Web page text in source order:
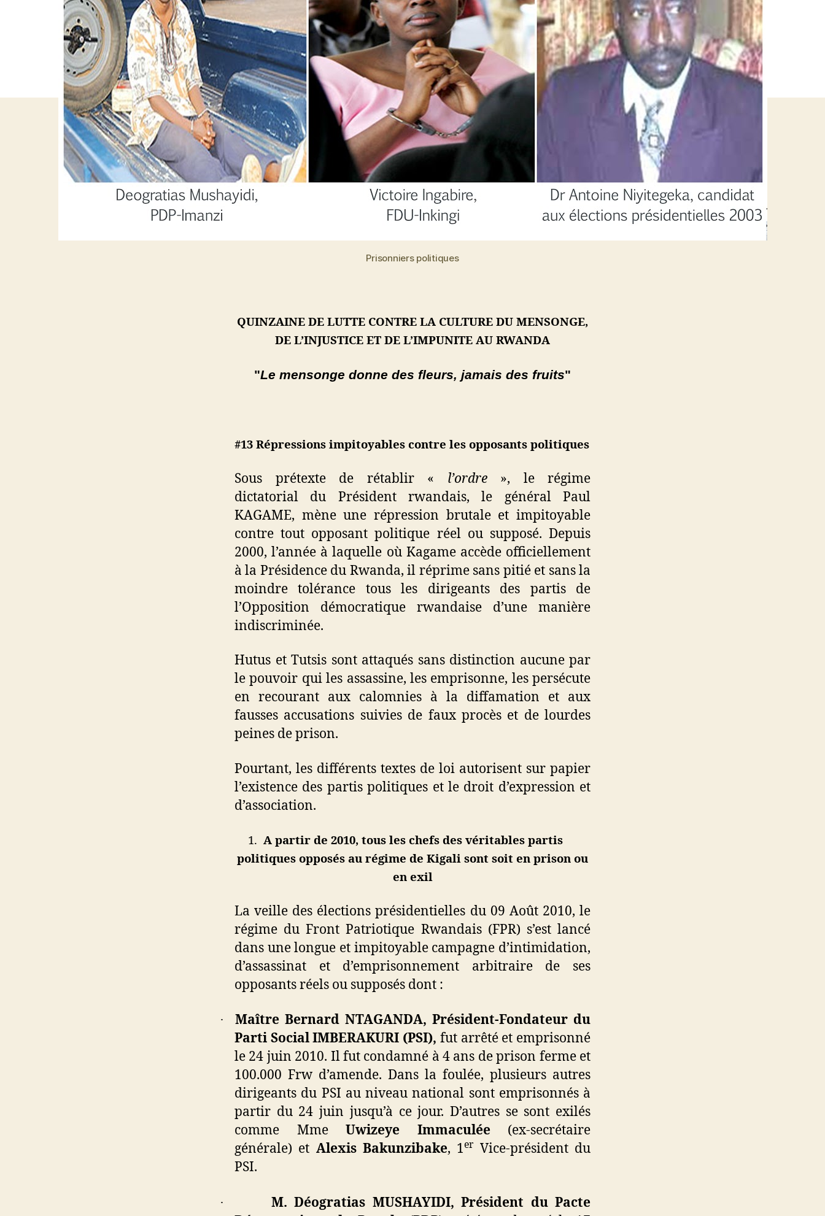
Prisonniers politiques
QUINZAINE DE LUTTE CONTRE LA CULTURE DU MENSONGE,
DE L’INJUSTICE ET DE L’IMPUNITE AU RWANDA
"Le mensonge donne des fleurs, jamais des fruits"
#13 Répressions impitoyables contre les opposants politiques
Sous prétexte de rétablir « l’ordre », le régime
dictatorial du Président rwandais, le général Paul
KAGAME, mène une répression brutale et impitoyable
contre tout opposant politique réel ou supposé. Depuis
2000, l’année à laquelle où Kagame accède officiellement
à la Présidence du Rwanda, il réprime sans pitié et sans la
moindre tolérance tous les dirigeants des partis de
l’Opposition démocratique rwandaise d’une manière
indiscriminée.
Hutus et Tutsis sont attaqués sans distinction aucune par
le pouvoir qui les assassine, les emprisonne, les persécute
en recourant aux calomnies à la diffamation et aux
fausses accusations suivies de faux procès et de lourdes
peines de prison.
Pourtant, les différents textes de loi autorisent sur papier
l’existence des partis politiques et le droit d’expression et
d’association.
1. A partir de 2010, tous les chefs des véritables partis
politiques opposés au régime de Kigali sont soit en prison ou
en exil
La veille des élections présidentielles du 09 Août 2010, le
régime du Front Patriotique Rwandais (FPR) s’est lancé
dans une longue et impitoyable campagne d’intimidation,
d’assassinat et d’emprisonnement arbitraire de ses
opposants réels ou supposés dont :
· Maître Bernard NTAGANDA, Président-Fondateur du
Parti Social IMBERAKURI (PSI), fut arrêté et emprisonné
le 24 juin 2010. Il fut condamné à 4 ans de prison ferme et
100.000 Frw d’amende. Dans la foulée, plusieurs autres
dirigeants du PSI au niveau national sont emprisonnés à
partir du 24 juin jusqu’à ce jour. D’autres se sont exilés
comme Mme Uwizeye Immaculée (ex-secrétaire
générale) et Alexis Bakunzibake, 1er Vice-président du
PSI.
·
M. Déogratias MUSHAYIDI, Président du Pacte